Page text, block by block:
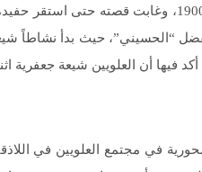
أن توفي في إسطنبول سنة 1900، وغابت
أكد فيها أن العلويين شيعة
في مجتمع العلويين في